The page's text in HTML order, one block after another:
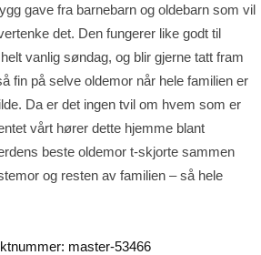
gave fra barnebarn og oldebarn som vil
det. Den fungerer like godt til
vanlig søndag, og blir gjerne tatt fram
fin på selve oldemor når hele familien er
Da er det ingen tvil om hvem som er
vårt hører dette hjemme blant
beste oldemor t-skjorte sammen
og resten av familien – så hele
master-53466